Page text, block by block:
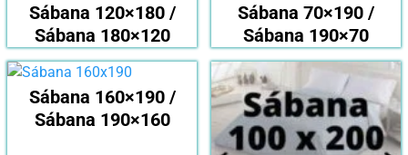
Sábana 120×180 /
Sábana 180×120
Sábana 70×190 /
Sábana 190×70
Sábana 160×190 /
Sábana 190×160